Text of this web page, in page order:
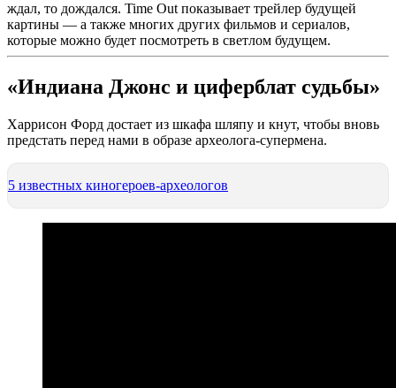
ждал, то дождался. Time Out показывает трейлер будущей
картины — а также многих других фильмов и сериалов,
которые можно будет посмотреть в светлом будущем.
«Индиана Джонс и циферблат судьбы»
Харрисон Форд достает из шкафа шляпу и кнут, чтобы вновь
предстать перед нами в образе археолога-супермена.
5 известных киногероев-археологов